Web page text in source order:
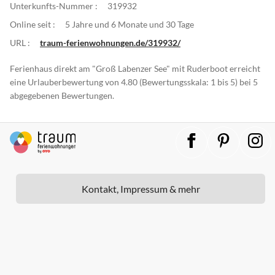
Unterkunfts-Nummer :
319932
Online seit :
5 Jahre und 6 Monate und 30 Tage
URL :
traum-ferienwohnungen.de/319932/
Ferienhaus direkt am "Groß Labenzer See" mit Ruderboot erreicht
eine Urlauberbewertung von 4.80 (Bewertungsskala: 1 bis 5) bei 5
abgegebenen Bewertungen.
Kontakt, Impressum & mehr